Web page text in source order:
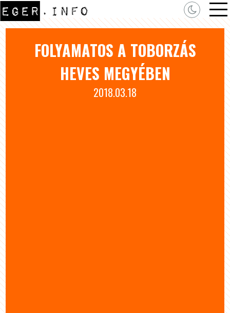
FOLYAMATOS A TOBORZÁS
HEVES MEGYÉBEN
2018.03.18